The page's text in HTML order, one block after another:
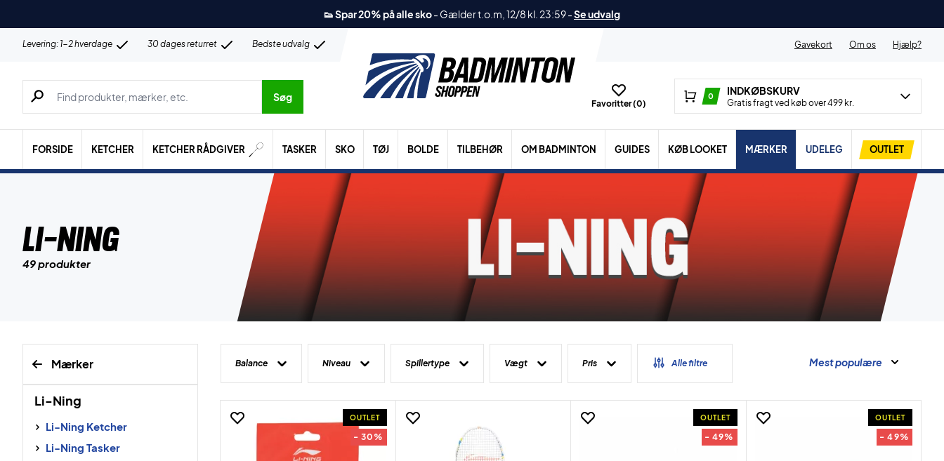
👟 Spar 20% på alle sko- Gælder t.o.m, 12/8 kl. 23:59-Se udvalg
Levering: 1-2 hverdage 30 dages returret Bedste udvalg Gavekort Om os Hjælp?
Søg efter produkter, mærker etc.
Søg
Favoritter (0)
0 INDKØBSKURV
Gratis fragt ved køb over 499 kr.
FORSIDE KETCHER KETCHER RÅDGIVER TASKER SKO TØJ BOLDE TILBEHØR OM BADMINTON GUIDES KØB LOOKET MÆRKER UDELEG OUTLET
Li-Ning
49 produkter
Mærker
Li-Ning
Li-Ning Ketcher
Li-Ning Tasker
Balance Niveau Spillertype Vægt Pris Alle filtre Mest populære
OUTLET
- 30%
OUTLET
- 49%
OUTLET
- 49%